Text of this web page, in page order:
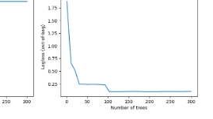
[NUMERICAL]
depth <= 3:
[NUMERICAL]
[NUMERICAL]